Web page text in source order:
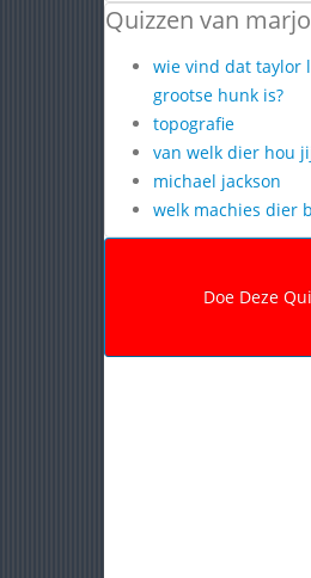
Quizzen van
wie vind dat taylor
grootse hunk is?
topografie
van welk dier hou
michael jackson
welk machies dier